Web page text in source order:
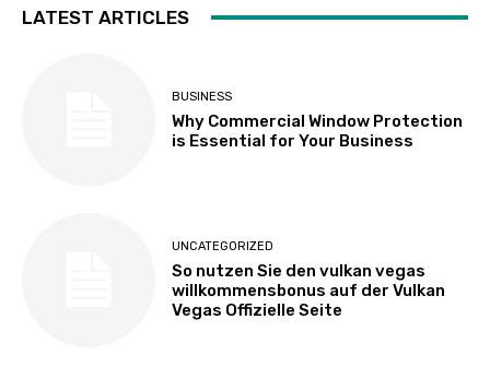
LATEST ARTICLES
BUSINESS
Why Commercial Window Protection
is Essential for Your Business
UNCATEGORIZED
So nutzen Sie den vulkan vegas
willkommensbonus auf der Vulkan
Vegas Offizielle Seite